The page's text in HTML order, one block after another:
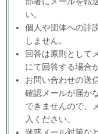
い。
個人や団体への誹
しません。
回答は原則として
にて回答する場合
お問い合わせの送
確認メールが届か
できませんので、
入ください。